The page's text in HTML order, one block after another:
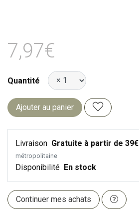
7,97€
Quantité
Ajouter au panier
Livraison Gratuite à partir de 39€
métropolitaine
Disponibilité En stock
Continuer mes achats